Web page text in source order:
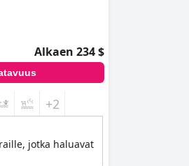
Alkaen 234 $
+2
jotka haluavat